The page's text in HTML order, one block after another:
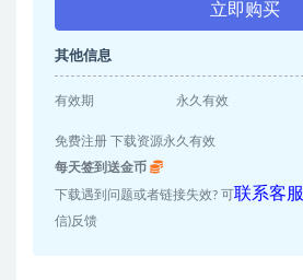
立即购买
其他信息
有效期 永久有效
免费注册 下载资源永久有效
每天签到送金币
下载遇到问题或者链接失效? 可联系客服
信)反馈